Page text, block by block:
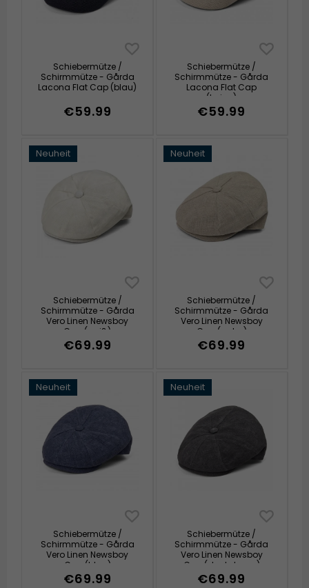
Schiebermütze /
Schirmmütze - Gårda
Lacona Flat Cap (blau)
€59.99
Schiebermütze /
Schirmmütze - Gårda
Lacona Flat Cap
(beige)
€59.99
Neuheit
Schiebermütze /
Schirmmütze - Gårda
Vero Linen Newsboy
Cap (weiß)
€69.99
Neuheit
Schiebermütze /
Schirmmütze - Gårda
Vero Linen Newsboy
Cap (natur)
€69.99
Neuheit
Schiebermütze /
Schirmmütze - Gårda
Vero Linen Newsboy
Cap (blau)
€69.99
Neuheit
Schiebermütze /
Schirmmütze - Gårda
Vero Linen Newsboy
Cap (dunkelgrau)
€69.99